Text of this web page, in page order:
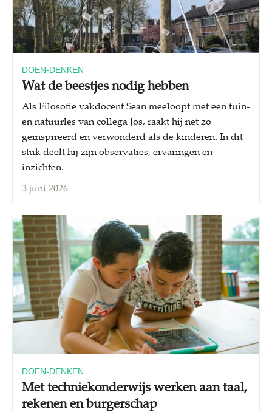
DOEN-DENKEN
Wat de beestjes nodig hebben
Als Filosofie vakdocent Sean meeloopt met een tuin-
en natuurles van collega Jos, raakt hij net zo
geïnspireerd en verwonderd als de kinderen. In dit
stuk deelt hij zijn observaties, ervaringen en
inzichten.
3 juni 2026
DOEN-DENKEN
Met techniekonderwijs werken aan taal,
rekenen en burgerschap